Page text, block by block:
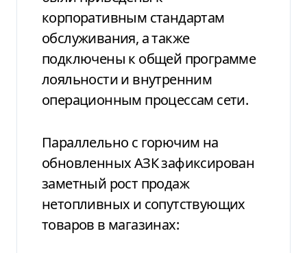
корпоративным стандартам
обслуживания, а также
подключены к общей программе
лояльности и внутренним
операционным процессам сети.
Параллельно с горючим на
обновленных АЗК зафиксирован
заметный рост продаж
нетопливных и сопутствующих
товаров в магазинах: